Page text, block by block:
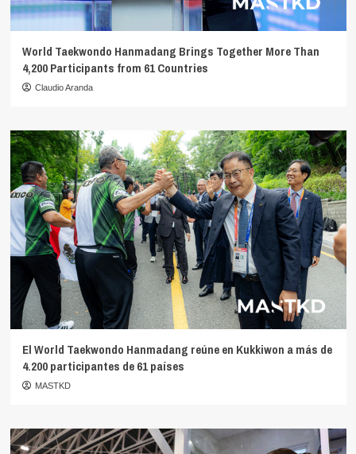
World Taekwondo Hanmadang Brings Together More Than
4,200 Participants from 61 Countries
Claudio Aranda
El World Taekwondo Hanmadang reúne en Kukkiwon a más de
4.200 participantes de 61 países
MASTKD